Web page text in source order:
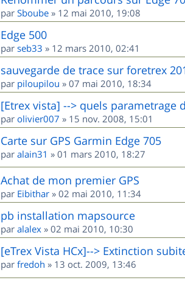
par Sboube » 12 mai 2010, 19:08
Edge 500
par seb33 » 12 mars 2010, 02:41
sauvegarde de trace sur foretrex
par piloupilou » 07 mai 2010, 18:34
[Etrex vista] --> quels parametrage
par olivier007 » 15 nov. 2008, 15:01
Carte sur GPS Garmin Edge 705
par alain31 » 01 mars 2010, 18:27
Achat de mon premier GPS
par Eibithar » 02 mai 2010, 11:34
pb installation mapsource
par alalex » 02 mai 2010, 10:30
[eTrex Vista HCx]--> Extinction
par fredoh » 13 oct. 2009, 13:46